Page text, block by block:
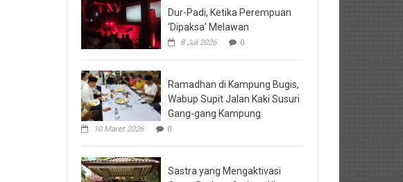
Dur-Padi, Ketika Perempuan
‘Dipaksa’ Melawan
8 Juli 2026 0
Ramadhan di Kampung Bugis,
Wabup Supit Jalan Kaki Susuri
Gang-gang Kampung
10 Maret 2026 0
Sastra yang Mengaktivasi